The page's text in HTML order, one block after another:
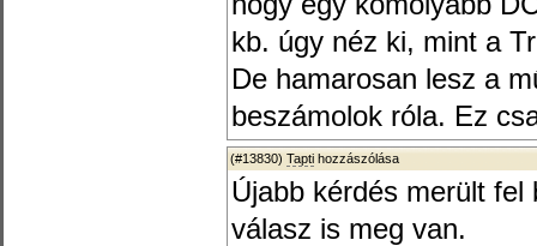
kb. úgy néz ki, mint a
De hamarosan lesz a
beszámolok róla. Ez
(#13830) Tapti hozzászólása
Újabb kérdés merült fel
válasz is meg van.